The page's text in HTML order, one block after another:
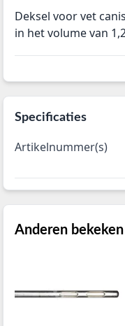
Deksel voor vet
in het volume van
Specificaties
Artikelnummer(s)
Anderen